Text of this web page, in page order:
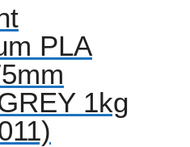
PLA
1kg